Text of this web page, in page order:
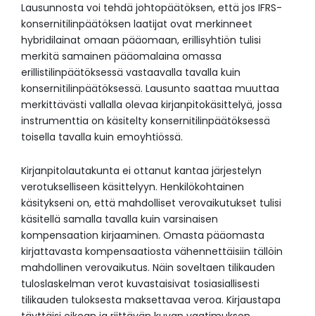
Lausunnosta voi tehdä johtopäätöksen, että jos IFRS-
konsernitilinpäätöksen laatijat ovat merkinneet
hybridilainat omaan pääomaan, erillisyhtiön tulisi
merkitä samainen pääomalaina omassa
erillistilinpäätöksessä vastaavalla tavalla kuin
konsernitilinpäätöksessä. Lausunto saattaa muuttaa
merkittävästi vallalla olevaa kirjanpitokäsittelyä, jossa
instrumenttia on käsitelty konsernitilinpäätöksessä
toisella tavalla kuin emoyhtiössä.
Kirjanpitolautakunta ei ottanut kantaa järjestelyn
verotukselliseen käsittelyyn. Henkilökohtainen
käsitykseni on, että mahdolliset verovaikutukset tulisi
käsitellä samalla tavalla kuin varsinaisen
kompensaation kirjaaminen. Omasta pääomasta
kirjattavasta kompensaatiosta vähennettäisiin tällöin
mahdollinen verovaikutus. Näin soveltaen tilikauden
tuloslaskelman verot kuvastaisivat tosiasiallisesti
tilikauden tuloksesta maksettavaa veroa. Kirjaustapa